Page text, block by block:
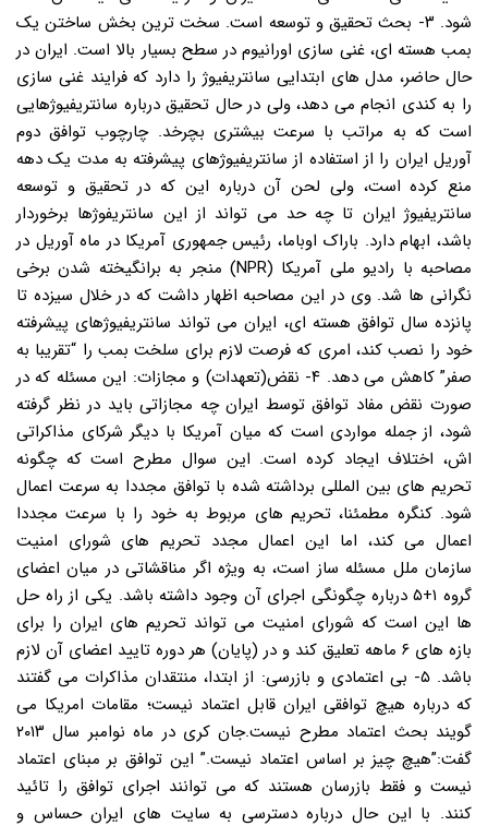
شود. ۳- بحث تحقیق و توسعه است. سخت ترین بخش ساختن یک
بمب هسته ای، غنی سازی اورانیوم در سطح بسیار بالا است. ایران در
حال حاضر، مدل های ابتدایی سانتریفیوژ را دارد که فرایند غنی سازی
را به کندی انجام می دهد، ولی در حال تحقیق درباره سانتریفیوژهایی
است که به مراتب با سرعت بیشتری بچرخد. چارچوب توافق دوم
آوریل ایران را از استفاده از سانتریفیوژهای پیشرفته به مدت یک دهه
منع کرده است، ولی لحن آن درباره این که در تحقیق و توسعه
سانتریفیوژ ایران تا چه حد می تواند از این سانتریفوژها برخوردار
باشد، ابهام دارد. باراک اوباما، رئیس جمهوری آمریکا در ماه آوریل در
مصاحبه با رادیو ملی آمریکا (NPR) منجر به برانگیخته شدن برخی
نگرانی ها شد. وی در این مصاحبه اظهار داشت که در خلال سیزده تا
پانزده سال توافق هسته ای، ایران می تواند سانتریفیوژهای پیشرفته
خود را نصب کند، امری که فرصت لازم برای سلخت بمب را “تقریبا به
صفر” کاهش می دهد. ۴- نقض(تعهدات) و مجازات: این مسئله که در
صورت نقض مفاد توافق توسط ایران چه مجازاتی باید در نظر گرفته
شود، از جمله مواردی است که میان آمریکا با دیگر شرکای مذاکراتی
اش، اختلاف ایجاد کرده است. این سوال مطرح است که چگونه
تحریم های بین المللی برداشته شده با توافق مجددا به سرعت اعمال
شود. کنگره مطمئنا، تحریم های مربوط به خود را با سرعت مجددا
اعمال می کند، اما این اعمال مجدد تحریم های شورای امنیت
سازمان ملل مسئله ساز است، به ویژه اگر مناقشاتی در میان اعضای
گروه ۱+۵ درباره چگونگی اجرای آن وجود داشته باشد. یکی از راه حل
ها این است که شورای امنیت می تواند تحریم های ایران را برای
بازه های ۶ ماهه تعلیق کند و در (پایان) هر دوره تایید اعضای آن لازم
باشد. ۵- بی اعتمادی و بازرسی: از ابتدا، منتقدان مذاکرات می گفتند
که درباره هیچ توافقی ایران قابل اعتماد نیست؛ مقامات امریکا می
گویند بحث اعتماد مطرح نیست.جان کری در ماه نوامبر سال ۲۰۱۳
گفت:”هیچ چیز بر اساس اعتماد نیست.” این توافق بر مبنای اعتماد
نیست و فقط بازرسان هستند که می توانند اجرای توافق را تائید
کنند. با این حال درباره دسترسی به سایت های ایران حساس و